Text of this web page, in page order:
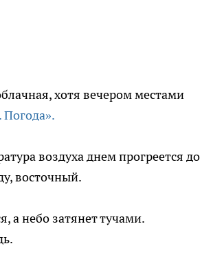
хотя вечером местами
Погода».
воздуха днем прогреется до
восточный.
а небо затянет тучами.